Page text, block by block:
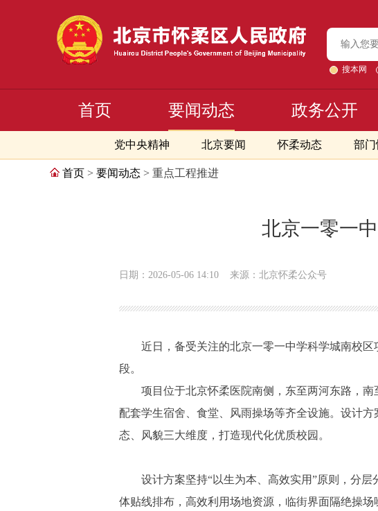
搜本网
首页 要闻动态
党中央精神 北京要闻 怀柔动态 部
政务公开
首页 > 要闻动态 > 重点工程推进
北京一零一
日期：2026-05-06 14:10 来源：北京怀柔公众号
近日，备受关注的北京一零一中学科学城南校区
段。
项目位于北京怀柔医院南侧，东至两河东路，南
配套学生宿舍、食堂、风雨操场等齐全设施。设计
态、风貌三大维度，打造现代化优质校园。
设计方案坚持“以生为本、高效实用”原则，分层
体贴线排布，高效利用场地资源，临街界面隔绝操